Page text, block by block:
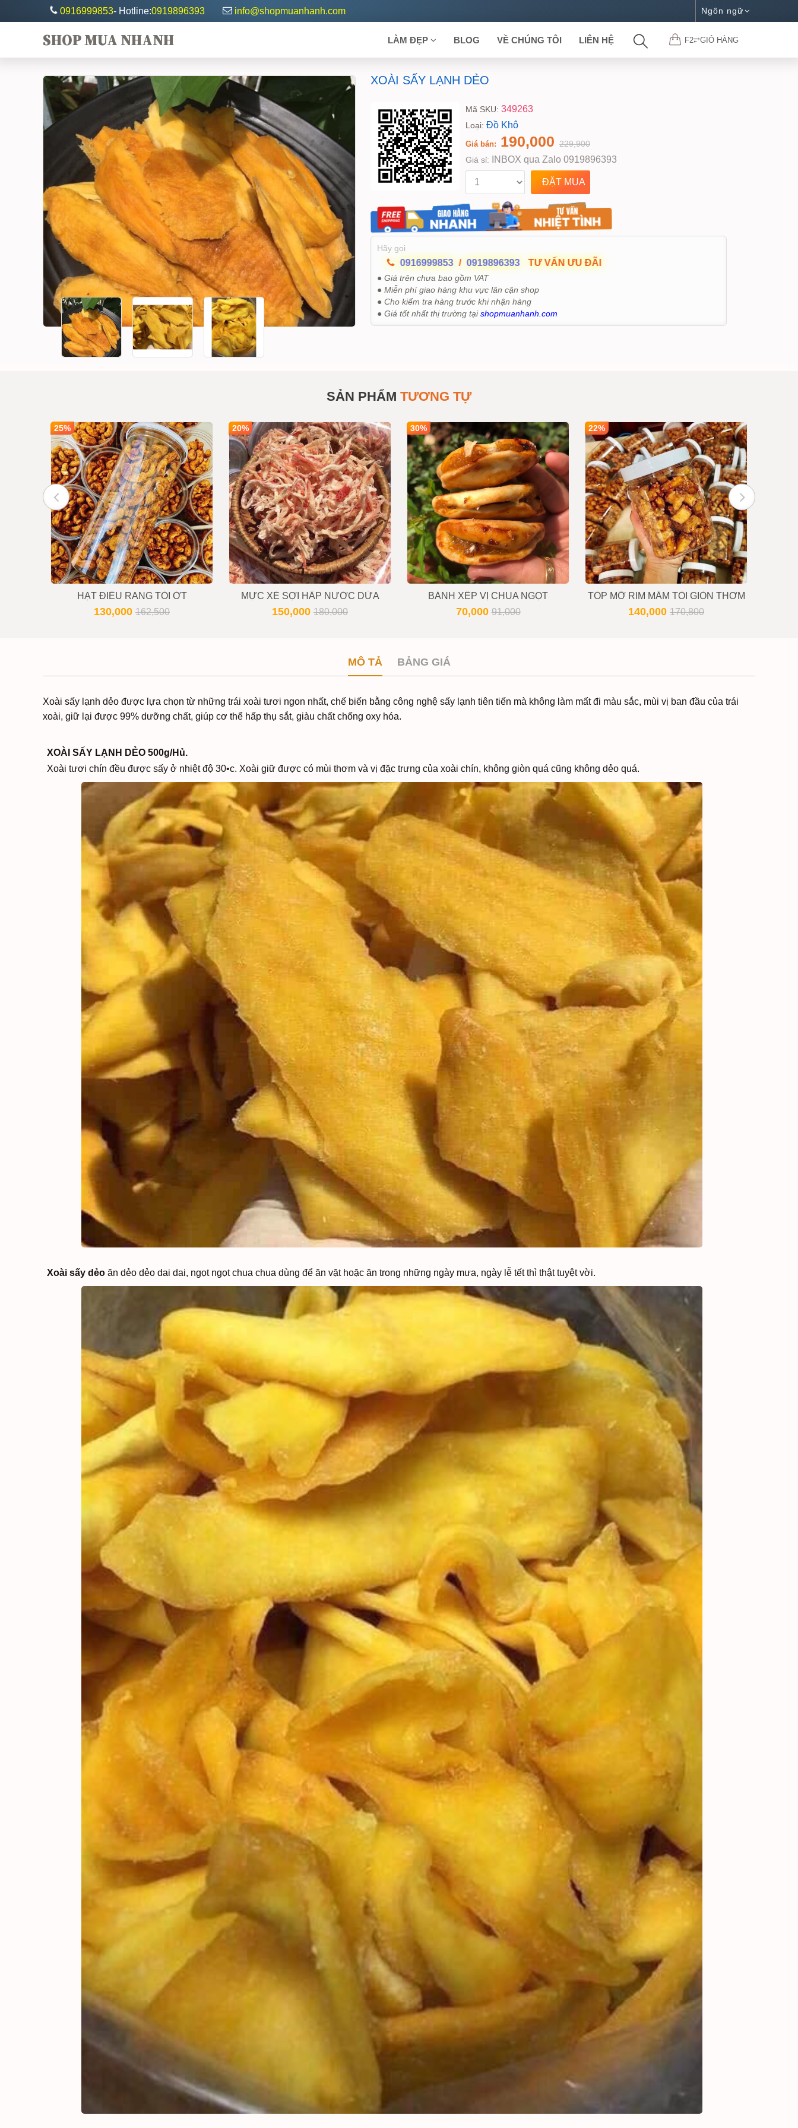
0916999853- Hotline:0919896393 info@shopmuanhanh.com Ngôn ngữ
SHOP MUA NHANH F2⥂GIỎ HÀNG
LÀM ĐẸP BLOG VỀ CHÚNG TÔI LIÊN HỆ
XOÀI SẤY LẠNH DẺO
Mã SKU: 349263
Loại: Đồ Khô
Giá bán: 190,000 229,900
Giá sỉ: INBOX qua Zalo 0919896393
Hãy gọi
0916999853 / 0919896393 TƯ VẤN ƯU ĐÃI
● Giá trên chưa bao gồm VAT
● Miễn phí giao hàng khu vực lân cận shop
● Cho kiểm tra hàng trước khi nhận hàng
● Giá tốt nhất thị trường tạishopmuanhanh.com
SẢN PHẨM TƯƠNG TỰ
25%
HẠT ĐIỀU RANG TỎI ỚT
130,000 162,500
20%
MỰC XÉ SỢI HẤP NƯỚC DỪA
150,000 180,000
30%
BÁNH XẾP VỊ CHUA NGỌT
70,00091,000
22%
TÓP MỠ RIM MẮM TỎI GIÒN THƠM
140,000 170,800
MÔ TẢ BẢNG GIÁ
Xoài sấy lạnh dẻo được lựa chọn từ những trái xoài tươi ngon nhất, chế biến bằng công nghệ sấy lạnh tiên tiến mà không làm mất đi màu sắc, mùi vị ban đầu của trái
xoài, giữ lại được 99% dưỡng chất, giúp cơ thể hấp thụ sắt, giàu chất chống oxy hóa.
XOÀI SẤY LẠNH DẺO 500g/Hủ.
Xoài tươi chín đều được sấy ở nhiệt độ 30•c. Xoài giữ được có mùi thơm và vị đặc trưng của xoài chín, không giòn quá cũng không dẻo quá.
Xoài sấy dẻo ăn dẻo dẻo dai dai, ngọt ngọt chua chua dùng để ăn vặt hoặc ăn trong những ngày mưa, ngày lễ tết thì thật tuyệt vời.